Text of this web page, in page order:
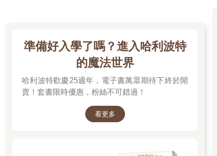
準備好入學了嗎？進入哈利波特
的魔法世界
哈利波特歡慶25週年，電子書萬眾期待下終於開
賣！套書限時優惠，粉絲不可錯過！
看更多